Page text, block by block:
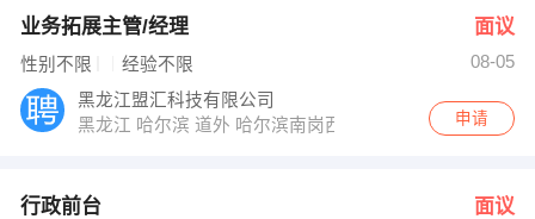
业务拓展主管/经理 面议
性别不限 经验不限
08-05
黑龙江盟汇科技有限公司
黑龙江 哈尔滨 道外 哈尔滨南岗西大直街
申请
行政前台 面议